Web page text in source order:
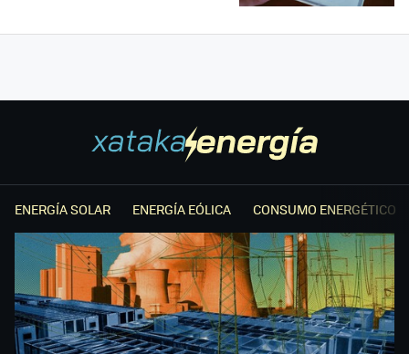
ENERGÍA SOLAR ENERGÍA EÓLICA CONSUMO ENERGÉTICO